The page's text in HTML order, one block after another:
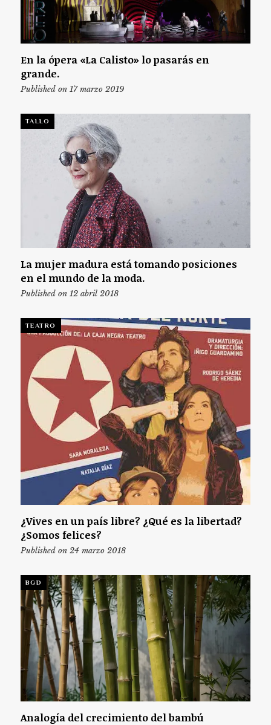
En la ópera «La Calisto» lo pasarás en
grande.
Published on 17 marzo 2019
TALLO
La mujer madura está tomando posiciones
en el mundo de la moda.
Published on 12 abril 2018
TEATRO
¿Vives en un país libre? ¿Qué es la libertad?
¿Somos felices?
Published on 24 marzo 2018
BGD
Analogía del crecimiento del bambú